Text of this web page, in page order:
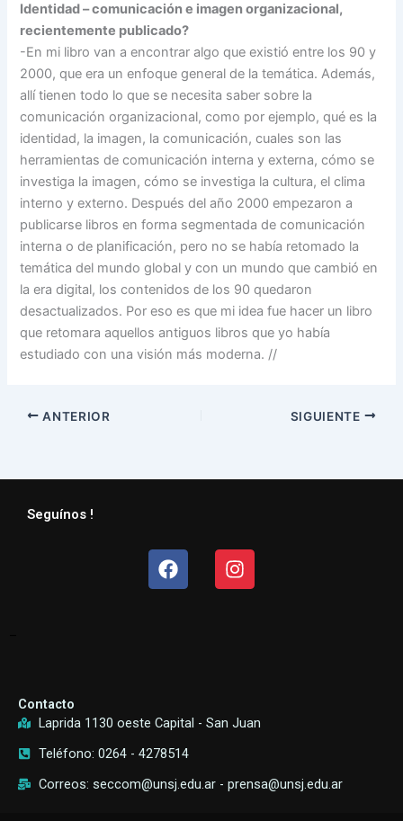
Identidad – comunicación e imagen organizacional,
recientemente publicado?
-En mi libro van a encontrar algo que existió entre los 90 y
2000, que era un enfoque general de la temática. Además,
allí tienen todo lo que se necesita saber sobre la
comunicación organizacional, como por ejemplo, qué es la
identidad, la imagen, la comunicación, cuales son las
herramientas de comunicación interna y externa, cómo se
investiga la imagen, cómo se investiga la cultura, el clima
interno y externo. Después del año 2000 empezaron a
publicarse libros en forma segmentada de comunicación
interna o de planificación, pero no se había retomado la
temática del mundo global y con un mundo que cambió en
la era digital, los contenidos de los 90 quedaron
desactualizados. Por eso es que mi idea fue hacer un libro
que retomara aquellos antiguos libros que yo había
estudiado con una visión más moderna. //
ANTERIOR SIGUIENTE
Seguínos !
Contacto
Laprida 1130 oeste Capital - San Juan
Teléfono: 0264 - 4278514
Correos: seccom@unsj.edu.ar - prensa@unsj.edu.ar